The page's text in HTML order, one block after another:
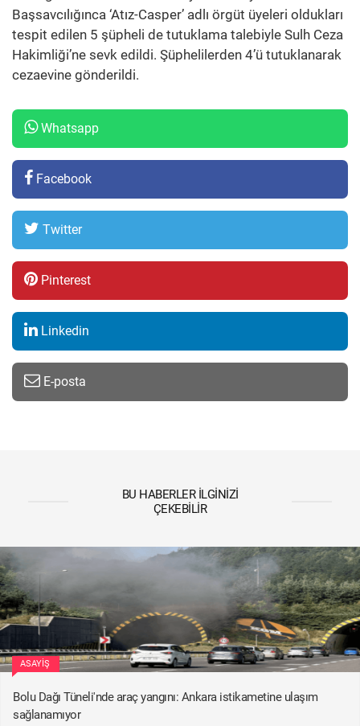
Başsavcılığınca ‘Atız-Casper’ adlı örgüt üyeleri oldukları
tespit edilen 5 şüpheli de tutuklama talebiyle Sulh Ceza
Hakimliği’ne sevk edildi. Şüphelilerden 4’ü tutuklanarak
cezaevine gönderildi.
Whatsapp
Facebook
Twitter
Pinterest
Linkedin
E-posta
BU HABERLER İLGINIZI
ÇEKEBILIR
ASAYIŞ
Bolu Dağı Tüneli'nde araç yangını: Ankara istikametine ulaşım
sağlanamıyor